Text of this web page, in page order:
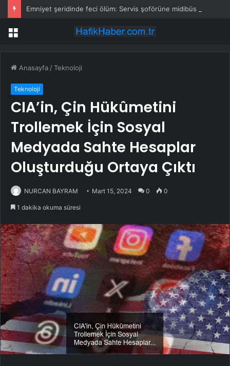
Menü
Anasayfa /Teknoloji
Teknoloji
CIA’in, Çin Hükûmetini
Trollemek İçin Sosyal
Medyada Sahte Hesaplar
Oluşturduğu Ortaya Çıktı
NURCAN BAYRAM Mart 15, 2024 0 0
1 dakika okuma süresi